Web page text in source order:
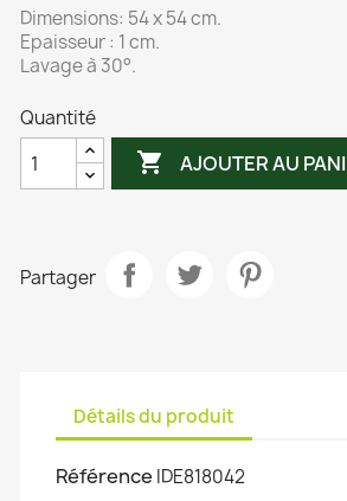
Dimensions: 54 x 54 cm.
Epaisseur : 1 cm.
Lavage à 30°.
Quantité
 AJOUTER AU
Partager
Détails du produit
Référence IDE818042